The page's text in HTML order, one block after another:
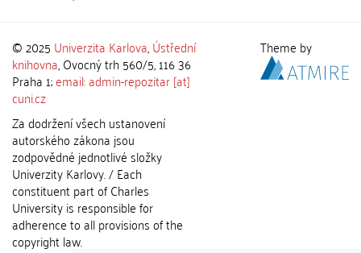
© 2025 Univerzita Karlova,Ústřední
knihovna, Ovocný trh 560/5, 116 36
Praha 1;email: admin-repozitar [at]
cuni.cz
Za dodržení všech ustanovení
autorského zákona jsou
zodpovědné jednotlivé složky
Univerzity Karlovy. / Each
constituent part of Charles
University is responsible for
adherence to all provisions of the
copyright law.
Theme by